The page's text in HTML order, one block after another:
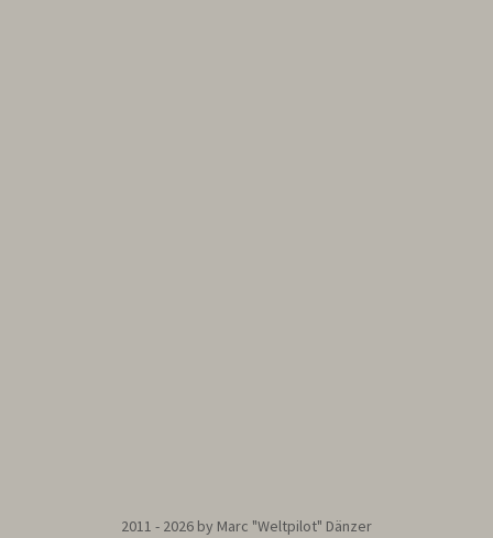
2011 - 2026 by Marc "Weltpilot" Dänzer